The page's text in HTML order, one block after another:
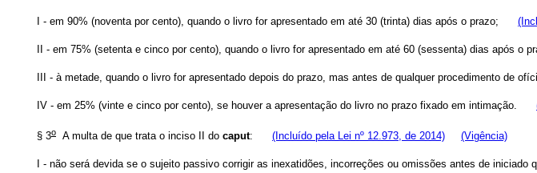
I - em 90% (noventa por cento), quando o livro for apresentado em até 30 (trinta) dias após o prazo;
II - em 75% (setenta e cinco por cento), quando o livro for apresentado em até 60 (sessenta) dias após
III - à metade, quando o livro for apresentado depois do prazo, mas antes de qualquer procedimento de
IV - em 25% (vinte e cinco por cento), se houver a apresentação do livro no prazo fixado em intimação.
§ 3o A multa de que trata o inciso II do caput: (Incluído pela Lei nº 12.973, de 2014) (Vigência)
I - não será devida se o sujeito passivo corrigir as inexatidões, incorreções ou omissões antes de